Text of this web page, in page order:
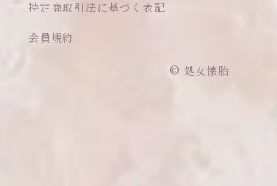
セレクトアイテム
特定商取引法に基づく表記
会員規約
© 処女懐胎